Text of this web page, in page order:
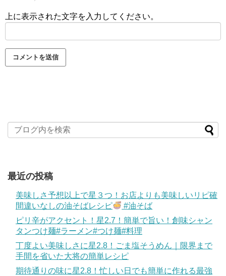
上に表示された文字を入力してください。
最近の投稿
美味しさ予想以上で星３つ！お店よりも美味しいリピ確
間違いなしの油そばレシピ
#油そば
ピリ辛がアクセント！星2.7！簡単で旨い！創味シャン
タンつけ麺#ラーメン#つけ麺#料理
丁度よい美味しさに星2.8！ごま塩そうめん｜限界まで
手間を省いた大将の簡単レシピ
期待通りの味に星2.8！忙しい日でも簡単に作れる最強